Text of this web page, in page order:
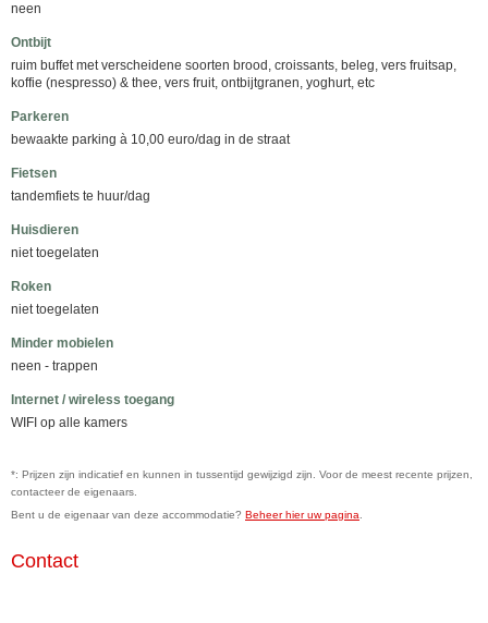
neen
Ontbijt
ruim buffet met verscheidene soorten brood, croissants, beleg, vers fruitsap,
koffie (nespresso) & thee, vers fruit, ontbijtgranen, yoghurt, etc
Parkeren
bewaakte parking à 10,00 euro/dag in de straat
Fietsen
tandemfiets te huur/dag
Huisdieren
niet toegelaten
Roken
niet toegelaten
Minder mobielen
neen - trappen
Internet / wireless toegang
WIFI op alle kamers
*: Prijzen zijn indicatief en kunnen in tussentijd gewijzigd zijn. Voor de meest recente prijzen,
contacteer de eigenaars.
Bent u de eigenaar van deze accommodatie? Beheer hier uw pagina
Contact